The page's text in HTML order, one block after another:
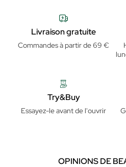
Livraison gratuite
Commandes à partir de 69 €
Try&Buy
Essayez-le avant de l'ouvrir
OPINIONS DE